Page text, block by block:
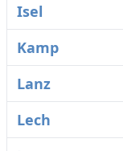
Isel
Kamp
Lanz
Lech